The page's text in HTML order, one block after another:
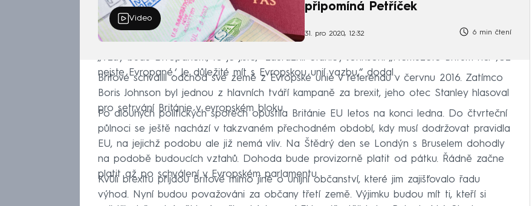
Video
připomíná Petříček
31. pro 2020, 12:32 6 min čtení
„Vždy budu Evropanem, to je jisté,“ zdůraznil Stanley Johnson. „Nemůžete Britům říci: ‚Už
nejste Evropané.‘ Je důležité mít s Evropskou unií vazbu,“ dodal.
Britové schválili odchod své země z Evropské unie v referendu v červnu 2016. Zatímco
Boris Johnson byl jednou z hlavních tváří kampaně za brexit, jeho otec Stanley hlasoval
pro setrvání Británie v evropském bloku.
Po dlouhých politických sporech opustila Británie EU letos na konci ledna. Do čtvrteční
půlnoci se ještě nachází v takzvaném přechodném období, kdy musí dodržovat pravidla
EU, na jejichž podobu ale již nemá vliv. Na Štědrý den se Londýn s Bruselem dohodly
na podobě budoucích vztahů. Dohoda bude provizorně platit od pátku. Řádně začne
platit až po schválení v Evropském parlamentu.
Kvůli brexitu přijdou Britové mimo jiné o unijní občanství, které jim zajišťovalo řadu
výhod. Nyní budou považováni za občany třetí země. Výjimku budou mít ti, kteří si